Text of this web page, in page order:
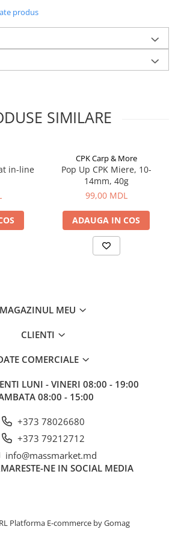
/ 195 0,35 / 145 0,40 / 110 LBS / YDS
mm / m
produs
SIMILARE
in-line
CPK Carp & More
Pop Up CPK Miere, 10-
14mm, 40g
99,00 MDL
ADAUGA IN COS
MAGAZINUL MEU
CLIENTI
COMERCIALE
LUNI - VINERI 08:00 - 19:00
08:00 - 15:00
+373 78026680
+373 79212712
info@massmarket.md
NE IN SOCIAL MEDIA
Platforma E-commerce by Gomag